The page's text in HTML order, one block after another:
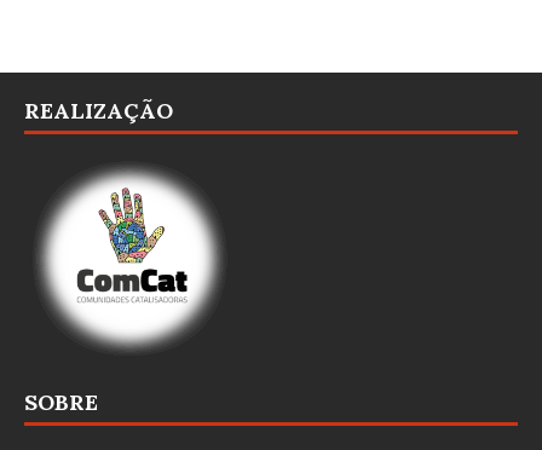
REALIZAÇÃO
SOBRE